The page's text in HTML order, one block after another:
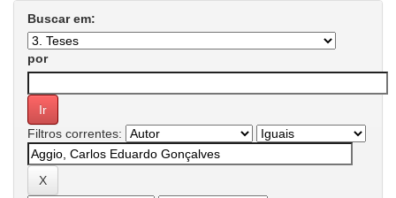
Buscar em:
por
Filtros correntes: